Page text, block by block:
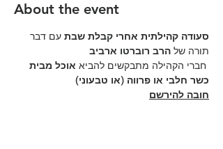
About the event
סעודה קהילתית אחרי קבלת שבת עם דבר
תורה של הרב רוברטו ארביב
חברי הקהילה מתבקשים להביא אוכל מבית
כשר חלבי או פרווה (או טבעוני)
חובה להירשם